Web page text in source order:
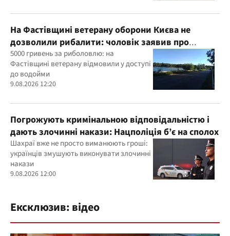
На Фастівщині ветерану оборони Києва не
дозволили рибалити: чоловік заявив про
погрози
5000 гривень за риболовлю: на
Фастівщині ветерану відмовили у доступі
до водойми
9.08.2026 12:20
Погрожують кримінальною відповідальністю і
дають злочинні накази: Нацполіція б’є на сполох
Шахраї вже не просто виманюють гроші:
українців змушують виконувати злочинні
накази
9.08.2026 12:00
Ексклюзив: відео